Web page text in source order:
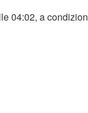
04:02, a